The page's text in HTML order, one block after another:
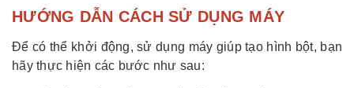
HƯỚNG DẪN CÁCH SỬ DỤNG MÁY
Để có thể khởi động, sử dụng máy giúp tạo hình bột, bạn
hãy thực hiện các bước như sau: